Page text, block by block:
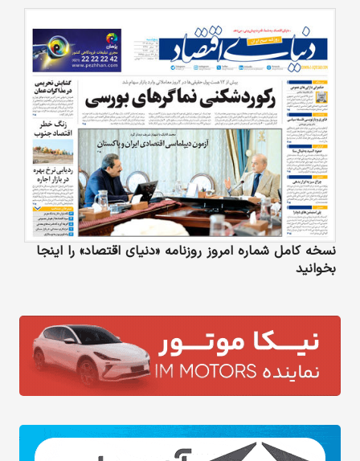
نسخه کامل شماره امروز روزنامه «دنیای‌ اقتصاد» را اینجا
بخوانید